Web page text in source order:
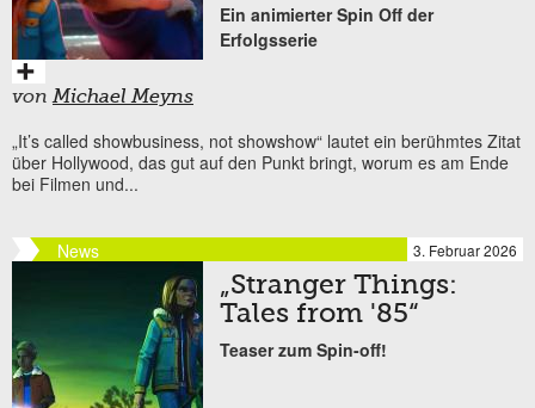
Ein animierter Spin Off der
Erfolgsserie
vonMichael Meyns
„It’s called showbusiness, not showshow“ lautet ein berühmtes Zitat
über Hollywood, das gut auf den Punkt bringt, worum es am Ende
bei Filmen und...
News 3. Februar 2026
„Stranger Things:
Tales from '85“
Teaser zum Spin-off!